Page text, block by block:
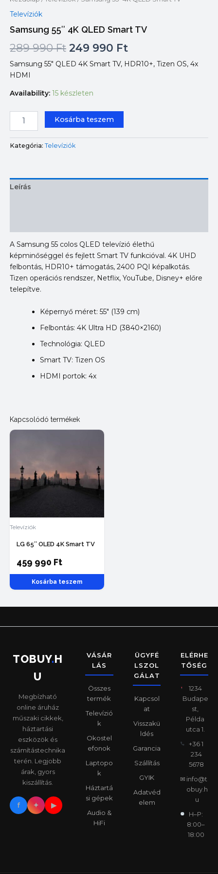
Televíziók
Samsung 55″ 4K QLED Smart TV
289 990Ft Original
price
289
990 Ft.
249 990 FtCurrent
price
Samsung 55″ QLED 4K Smart TV, HDR10+, Tizen OS, 4x
HDMI
Availability: 15 készleten
Samsung
QLED
Kosárba teszem
Kategória: Televíziók
Leírás
A Samsung 55 colos QLED televízió élethű
képminőséggel és fejlett Smart TV funkcióval. 4K UHD
felbontás, HDR10+ támogatás, 2400 PQI képalkotás.
Tizen operációs rendszer, Netflix, YouTube, Disney+ előre
telepítve.
Képernyő méret: 55″ (139 cm)
Felbontás: 4K Ultra HD (3840×2160)
Technológia: QLED
Smart TV: Tizen OS
HDMI portok: 4x
Kapcsolódó termékek
Televíziók
LG 65″ OLED 4K Smart TV
459 990 Ft
Kosárba teszem
TOBUY.H
U
Megbízható
online áruház
műszaki cikkek,
háztartási
eszközök és
számítástechnika
terén. Legjobb
árak, gyors
kiszállítás.
f ✦ ▶
VÁSÁR
LÁS
Összes
termék
Televízió
k
Okostel
efonok
Laptopo
k
Háztartá
si gépek
Audio &
HiFi
ÜGYFÉ
LSZOL
GÁLAT
Kapcsol
at
Visszakü
ldés
Garancia
Szállítás
GYIK
Adatvéd
elem
ELÉRHE
TŐSÉG
1234
Budape
st,
Példa
utca 1.
+36 1
234
5678
✉ info@t
obuy.h
u
H–P:
8:00–
18:00